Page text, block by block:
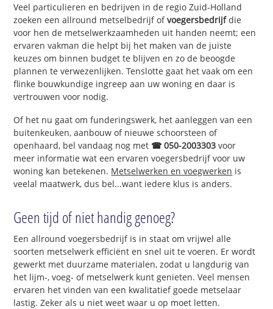
Veel particulieren en bedrijven in de regio Zuid-Holland
zoeken een allround metselbedrijf ofvoegersbedrijfdie
voor hen de metselwerkzaamheden uit handen neemt; een
ervaren vakman die helpt bij het maken van de juiste
keuzes om binnen budget te blijven en zo de beoogde
plannen te verwezenlijken. Tenslotte gaat het vaak om een
flinke bouwkundige ingreep aan uw woning en daar is
vertrouwen voor nodig.
Of het nu gaat om funderingswerk, het aanleggen van een
buitenkeuken, aanbouw of nieuwe schoorsteen of
openhaard, bel vandaag nog met ☎ 050-2003303 voor
meer informatie wat een ervaren voegersbedrijf voor uw
woning kan betekenen. Metselwerken en voegwerken is
veelal maatwerk, dus bel...want iedere klus is anders.
Geen tijd of niet handig genoeg?
Een allround voegersbedrijf is in staat om vrijwel alle
soorten metselwerk efficiënt en snel uit te voeren. Er wordt
gewerkt met duurzame materialen, zodat u langdurig van
het lijm-, voeg- of metselwerk kunt genieten. Veel mensen
ervaren het vinden van een kwalitatief goede metselaar
lastig. Zeker als u niet weet waar u op moet letten.